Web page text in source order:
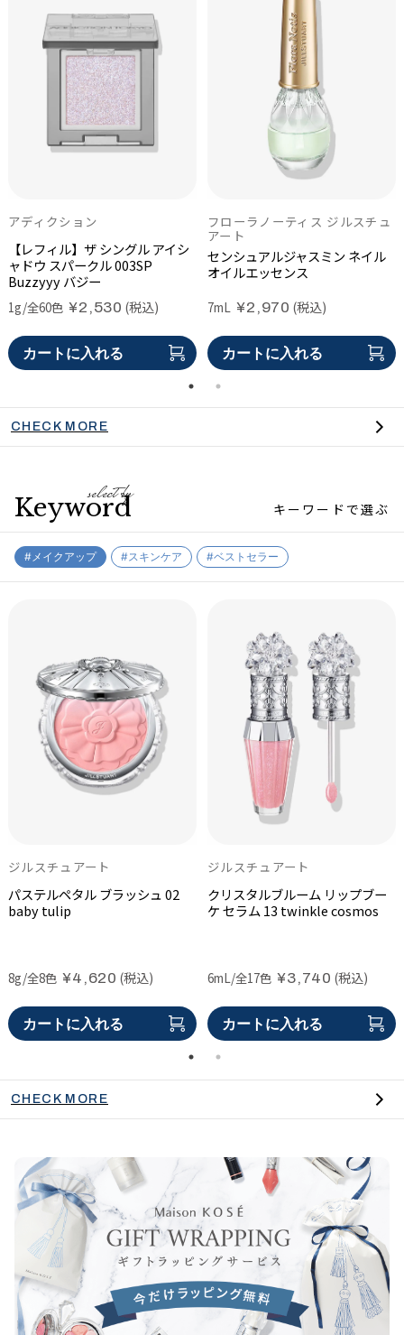
アディクション
【レフィル】ザ シングル アイシ
ャドウ スパークル003SP
Buzzyyy バジー
1g/全60色 ¥2,530 (税込)
カートに入れる
フローラノーティス ジルスチュ
アート
センシュアルジャスミン ネイル
オイルエッセンス
7mL ¥2,970 (税込)
カートに入れる
ONE BY KOSÉ
セラムヴェール ディープリペア
医薬部外品
(税込)
カートに入れる
ONE BY KOSÉ
セラム シールド
(税込)
カートに入れる
ジルスチュアート
ドレスドブルーム アイズ02
peony embroidery
6g/全6色 ¥6,600
カートに入れる
ジルスチュアート
ブリリアントジュエル オードパ
ルファン
カートに入れる
CHECK MORE
select by
Keyword キーワードで選ぶ
メイクアップ スキンケア ベストセラー
ジルスチュアート
パステルペタル ブラッシュ02
baby tulip
8g/全8色 ¥4,620 (税込)
カートに入れる
ジルスチュアート
クリスタルブルーム リップブー
ケ セラム 13 twinkle cosmos
6mL/全17色 ¥3,740 (税込)
カートに入れる
ONE BY KOSÉ
メラノショット P
40mL ¥6,270(税込)
カートに入れる
ONE BY KOSÉ
セラム シールド
40g ¥5,940(税込)
カートに入れる
ジルスチュアート
ホワイトフローラル ディープヘ
ッドクレンズ
280g ¥3,850(税込)
カートに入れる
ジルスチュアート
ホワイトフローラル ハンドクリ
ーム ディープモイスチュア
50g ¥2,860(税込)
カートに入れる
CHECK MORE